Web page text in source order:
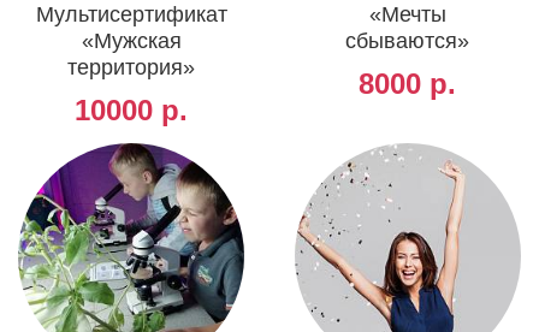
Мультисертификат
«Мужская
территория»
10000 р.
«Мечты
сбываются»
8000 р.